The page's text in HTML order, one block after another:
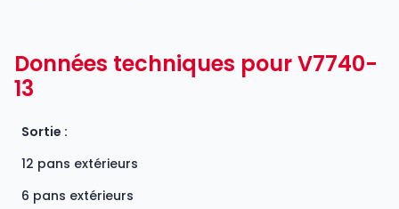
Données techniques pour V7740-
13
Sortie :
12 pans extérieurs
6 pans extérieurs